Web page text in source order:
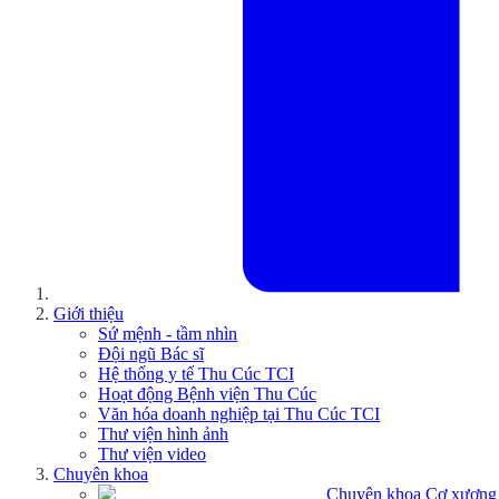
Giới thiệu
Sứ mệnh - tầm nhìn
Đội ngũ Bác sĩ
Hệ thống y tế Thu Cúc TCI
Hoạt động Bệnh viện Thu Cúc
Văn hóa doanh nghiệp tại Thu Cúc TCI
Thư viện hình ảnh
Thư viện video
Chuyên khoa
Chuyên khoa Cơ